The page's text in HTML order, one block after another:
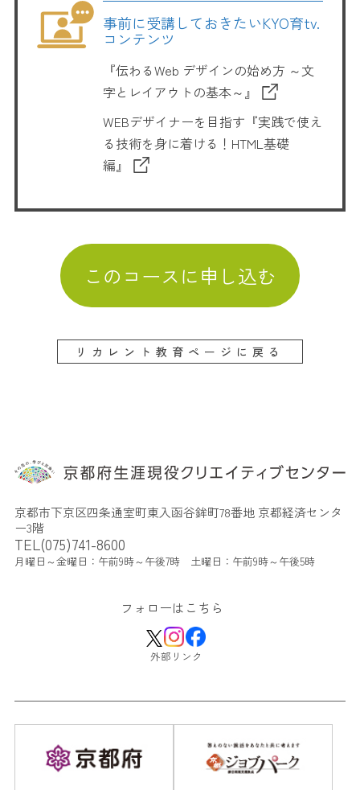
事前に受講しておきたいKYO育tv.
コンテンツ
『伝わるWeb デザインの始め方 ～文
字とレイアウトの基本～』
WEBデザイナーを目指す『実践で使え
る技術を身に着ける！HTML基礎
編』
このコースに申し込む
リカレント教育ページに戻る
京都市下京区四条通室町東入函谷鉾町78番地 京都経済センタ
ー3階
TEL(075)741-8600
月曜日～金曜日：午前9時～午後7時 土曜日：午前9時～午後5時
フォローはこちら
外部リンク